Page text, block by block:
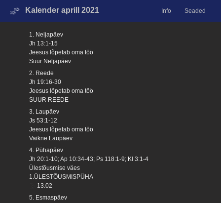
Kalender aprill 2021 Info Seaded
1. Neljapäev
Jh 13:1-15
Jeesus lõpetab oma töö
Suur Neljapäev
2. Reede
Jh 19:16-30
Jeesus lõpetab oma töö
SUUR REEDE
3. Laupäev
Js 53:1-12
Jeesus lõpetab oma töö
Vaikne Laupäev
4. Pühapäev
Jh 20:1-10; Ap 10:34-43; Ps 118:1-9; Kl 3:1-4
Ülestõusmise väes
1.ÜLESTÕUSMISPÜHA
13.02
5. Esmaspäev